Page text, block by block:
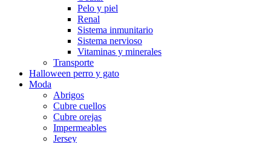
Pelo y piel
Renal
Sistema inmunitario
Sistema nervioso
Vitaminas y minerales
Transporte
Halloween perro y gato
Moda
Abrigos
Cubre cuellos
Cubre orejas
Impermeables
Jersey